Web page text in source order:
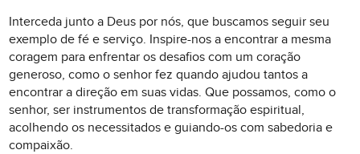
Interceda junto a Deus por nós, que buscamos seguir seu
exemplo de fé e serviço. Inspire-nos a encontrar a mesma
coragem para enfrentar os desafios com um coração
generoso, como o senhor fez quando ajudou tantos a
encontrar a direção em suas vidas. Que possamos, como o
senhor, ser instrumentos de transformação espiritual,
acolhendo os necessitados e guiando-os com sabedoria e
compaixão.